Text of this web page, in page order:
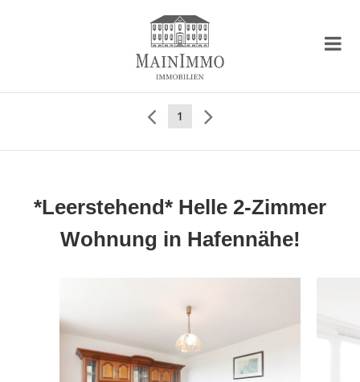
1
*Leerstehend* Helle 2-Zimmer
Wohnung in Hafennähe!